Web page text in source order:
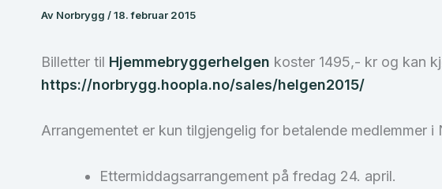
Av Norbrygg /18. februar 2015
Billetter til Hjemmebryggerhelgen koster 1495,- kr og kan
https://norbrygg.hoopla.no/sales/helgen2015/
Arrangementet er kun tilgjengelig for betalende medlemmer
Ettermiddagsarrangement på fredag 24. april.